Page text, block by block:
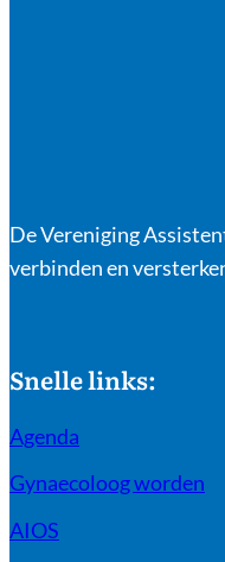
De Vereniging
verbinden en
Snelle links:
Agenda
Gynaecoloog worden
AIOS